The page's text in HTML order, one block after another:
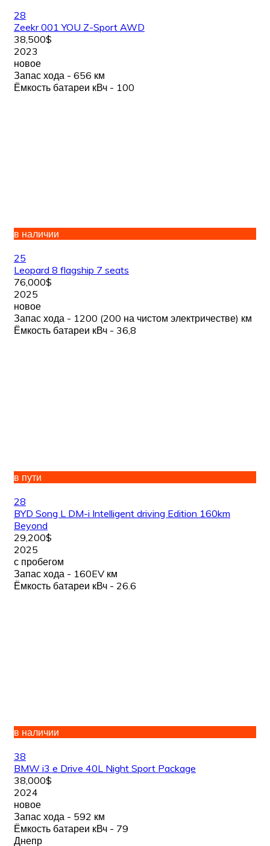
28
Zeekr 001 YOU Z-Sport AWD
38,500$
2023
новое
Запас хода - 656 км
Ёмкость батареи кВч - 100
в наличии
25
Leopard 8 flagship 7 seats
76,000$
2025
новое
Запас хода - 1200 (200 на чистом электричестве) км
Ёмкость батареи кВч - 36,8
в пути
28
BYD Song L DM-i Intelligent driving Edition 160km
Beyond
29,200$
2025
с пробегом
Запас хода - 160EV км
Ёмкость батареи кВч - 26.6
в наличии
38
BMW i3 e Drive 40L Night Sport Package
38,000$
2024
новое
Запас хода - 592 км
Ёмкость батареи кВч - 79
Днепр